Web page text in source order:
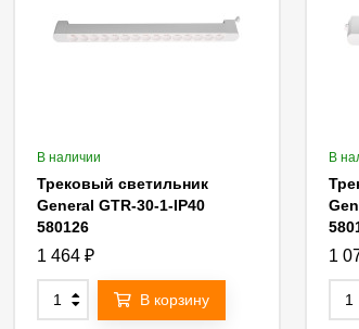
В наличии
Трековый светильник
General GTR-30-1-IP40
580126
1 464 ₽
В корзину
В
1